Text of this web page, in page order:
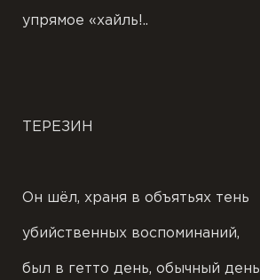
упрямое «хайль!..
ТЕРЕЗИН
Он шёл, храня в объятьях тень
убийственных воспоминаний,
был в гетто день, обычный день